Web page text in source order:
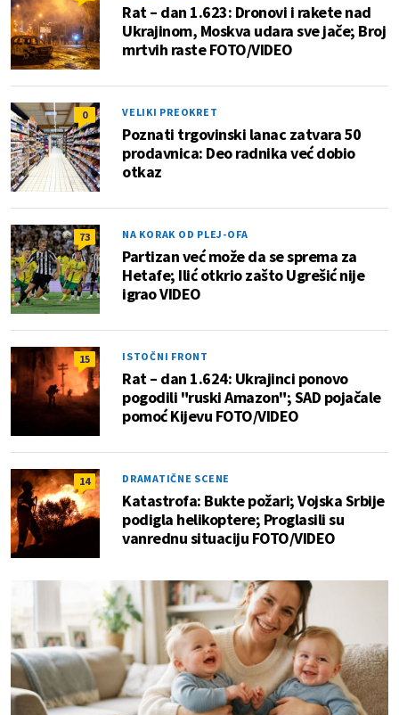
Rat – dan 1.623: Dronovi i rakete nad
Ukrajinom, Moskva udara sve jače; Broj
mrtvih raste FOTO/VIDEO
0 VELIKI PREOKRET
Poznati trgovinski lanac zatvara 50
prodavnica: Deo radnika već dobio
otkaz
73 NA KORAK OD PLEJ-OFA
Partizan već može da se sprema za
Hetafe; Ilić otkrio zašto Ugrešić nije
igrao VIDEO
15 ISTOČNI FRONT
Rat – dan 1.624: Ukrajinci ponovo
pogodili "ruski Amazon"; SAD pojačale
pomoć Kijevu FOTO/VIDEO
14 DRAMATIČNE SCENE
Katastrofa: Bukte požari; Vojska Srbije
podigla helikoptere; Proglasili su
vanrednu situaciju FOTO/VIDEO